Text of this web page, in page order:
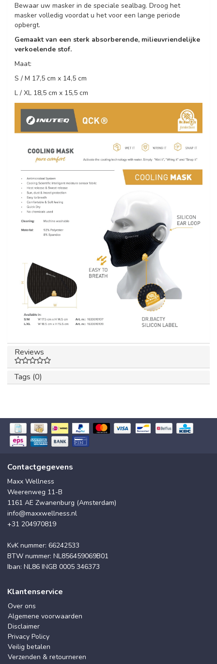
Bewaar uw masker in de speciale sealbag. Droog het
masker volledig voordat u het voor een lange periode
opbergt.
Gemaakt van een sterk absorberende, milieuvriendelijke
verkoelende stof.
Maat:
S / M 17,5 cm x 14,5 cm
L / XL 18,5 cm x 15,5 cm
Reviews
Tags (0)
Contactgegevens
Maxx Wellness
Weerenweg 11-B
1161 AE Zwanenburg (Amsterdam)
info@maxxwellness.nl
+31 204970819
KvK nummer: 66242533
BTW nummer: NL856459069B01
Iban: NL86 INGB 0005 346373
Klantenservice
Over ons
Algemene voorwaarden
Disclaimer
Privacy Policy
Veilig betalen
Verzenden & retourneren